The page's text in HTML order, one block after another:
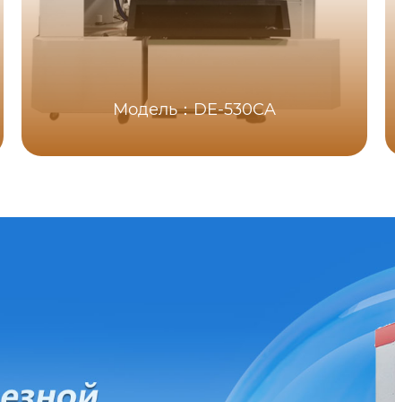
Модель：DE-530CA